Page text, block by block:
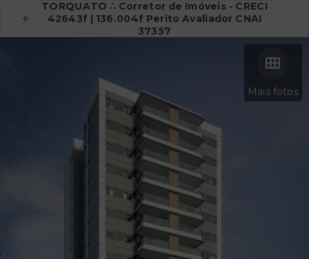
TORQUATO ∴ Corretor de Imóveis - CRECI
42643f | 136.004f Perito Avaliador CNAI
37357
Mais fotos